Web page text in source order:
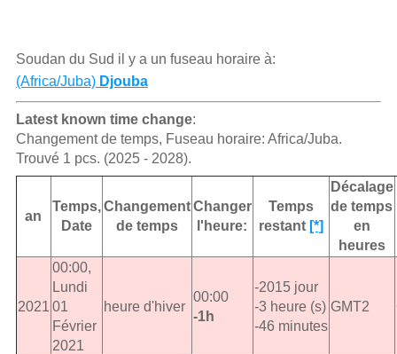
Soudan du Sud il y a un fuseau horaire à:
(Africa/Juba) Djouba
Latest known time change:
Changement de temps, Fuseau horaire: Africa/Juba.
Trouvé 1 pcs. (2025 - 2028).
an
Temps,
Date
Changement
de temps
Changer
l'heure:
Temps
restant [*]
Décalage
de temps
en
heures
2021
00:00,
Lundi
01
Février
2021
heure d'hiver
00:00
-1h
-2015 jour
-3 heure (s)
-46 minutes
GMT2